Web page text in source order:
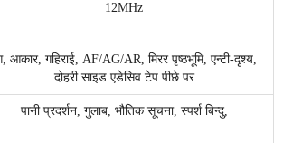
12MHz
आकार, गहिराई, AF/AG/AR, मिरर पृष्ठभूमि, एन्टी-दृश्य,
दोहरी साइड एडेसिव टेप पीछे पर
पानी प्रदर्शन, गुलाब, भौतिक सूचना, स्पर्श बिन्दु,